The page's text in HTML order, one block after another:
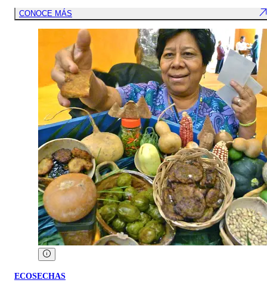
CONOCE MÁS
ECOSECHAS